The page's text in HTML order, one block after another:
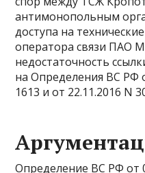
антимонопольным
доступа на
оператора связи ПАО
недостаточность
на Определения ВС РФ
1613 и от 22.11.2016 N
Определение ВС РФ от